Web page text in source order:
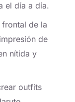
el día a día.
frontal de la
de
nítida y
outfits